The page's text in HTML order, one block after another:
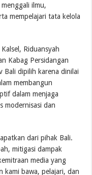
ilmu,
mempelajari tata kelola
Riduansyah
Kabag Persidangan
Bali dipilih karena dinilai
membangun
dalam menjaga
modernisasi dan
dari pihak Bali.
mitigasi dampak
media yang
kami bawa, pelajari, dan